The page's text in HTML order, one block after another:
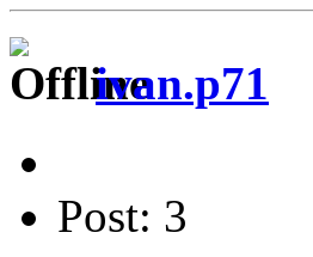
ivan.p71
Post: 3